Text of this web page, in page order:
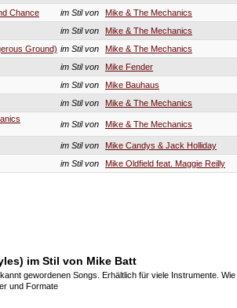
Chance
im Stil von
Mike & The Mechanics
im Stil von
Mike & The Mechanics
Ground) im Stil von
Mike & The Mechanics
im Stil von
Mike Fender
im Stil von
Mike Bauhaus
im Stil von
Mike & The Mechanics
im Stil von Mike & The Mechanics
im Stil von
Mike Candys & Jack Holliday
im Stil von Mike Oldfield feat. Maggie Reilly
im Stil von Mike Batt
gewordenen Songs. Erhältlich für viele Instrumente. Wie
und Formate